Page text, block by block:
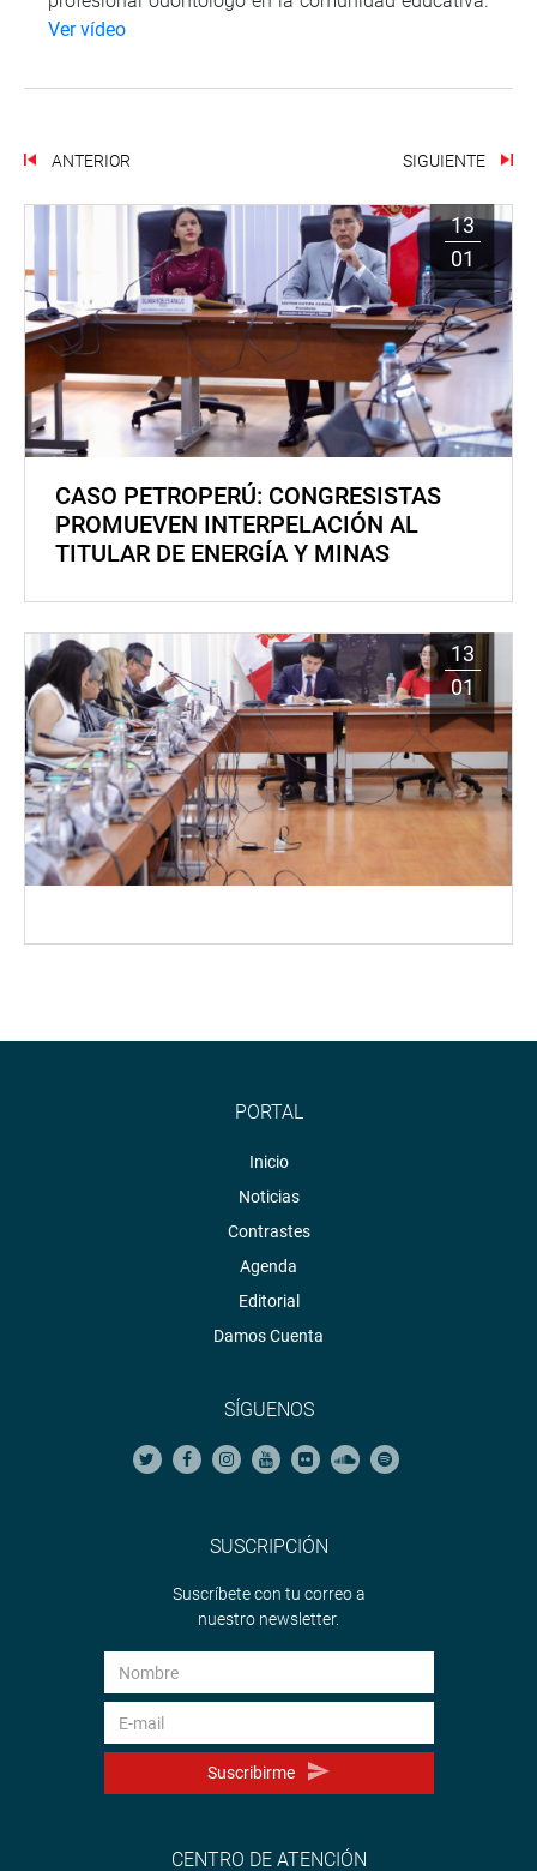
Ver vídeo
ANTERIOR SIGUIENTE
13
01
CASO PETROPERÚ: CONGRESISTAS
PROMUEVEN INTERPELACIÓN AL
TITULAR DE ENERGÍA Y MINAS
13
01
PORTAL
Inicio
Noticias
Contrastes
Agenda
Editorial
Damos Cuenta
SÍGUENOS
SUSCRIPCIÓN
Suscríbete con tu correo a
nuestro newsletter.
Suscribirme
CENTRO DE ATENCIÓN